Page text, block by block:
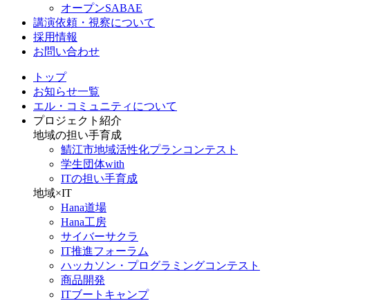
オープンSABAE
講演依頼・視察について
採用情報
お問い合わせ
トップ
お知らせ一覧
エル・コミュニティについて
プロジェクト紹介
地域の担い手育成
鯖江市地域活性化プランコンテスト
学生団体with
ITの担い手育成
地域×IT
Hana道場
Hana工房
サイバーサクラ
IT推進フォーラム
ハッカソン・プログラミングコンテスト
商品開発
ITブートキャンプ